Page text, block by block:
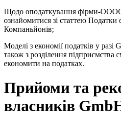
Щодо оподаткування фірми-
ознайомитися зі статтею
Компаньйонів;
Моделі з економії податків у
також з розділення підприємства
економити на податках.
Прийоми та
власників